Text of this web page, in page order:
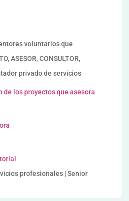
voluntarios que
ASESOR, CONSULTOR,
privado de servicios
de los proyectos que asesora
profesionales | Senior